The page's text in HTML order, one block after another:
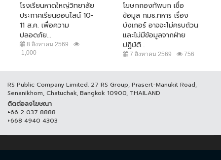
โรงเรียนหาดใหญ่วิทยาลัย
ประกาศเรียนออนไลน์ 10-
11 ส.ค. เพื่อความ
ปลอดภัย...
8 สิงหาคม 2569
1,000
โฆษกกองทัพบก เชื่อ
ข้อมูล กมธ.ทหาร เรื่อง
บังเกอร์ อาจจะไม่ครบถ้วน
และไม่มีข้อมูลจากฝ่าย
ปฏิบัติ...
7 สิงหาคม 2569 756
RS Public Company Limited. 27 RS Group, Prasert-Manukit Road,
Senanikhom, Chatuchak, Bangkok 10900, THAILAND
ติดต่อลงโฆษณา
+66 2 037 8888
+668 4940 4303
© COPYRIGHT 2017 THAICH8.COM, ALL RIGHT RESERVED.